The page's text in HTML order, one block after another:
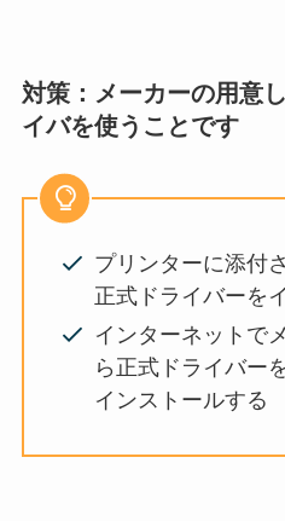
対策：メーカーの用意
イバを使うことです
プリンターに添付
正式ドライバーを
インターネットで
ら正式ドライバー
インストールする